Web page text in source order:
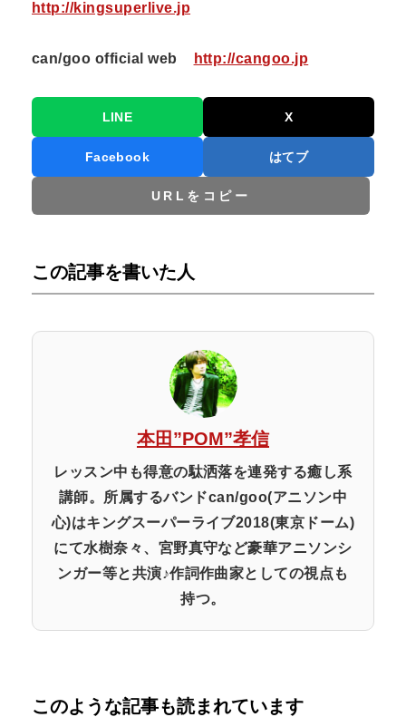
http://kingsuperlive.jp
can/goo official web http://cangoo.jp
LINE X
Facebook はてブ
URLをコピー
この記事を書いた人
本田”POM”孝信
レッスン中も得意の駄洒落を連発する癒し系
講師。所属するバンドcan/goo(アニソン中
心)はキングスーパーライブ2018(東京ドーム)
にて水樹奈々、宮野真守など豪華アニソンシ
ンガー等と共演♪作詞作曲家としての視点も
持つ。
このような記事も読まれています